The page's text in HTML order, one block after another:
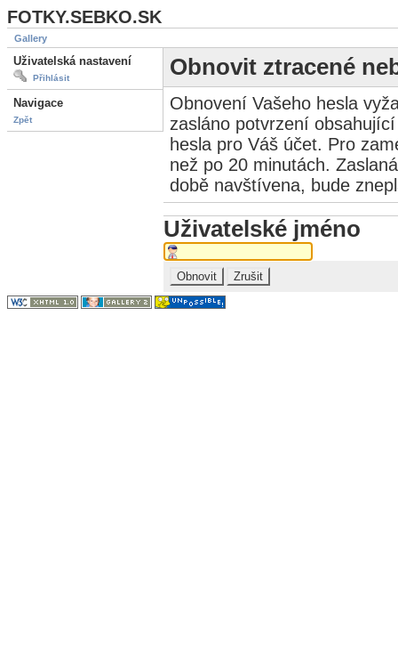
FOTKY.SEBKO.SK
Gallery
Uživatelská nastavení
Přihlásit
Navigace
Zpět
Obnovit ztracené
Obnovení Vašeho hesla
zasláno potvrzení
hesla pro Váš účet. Pro
než po 20 minutách.
době navštívena, bude
Uživatelské jméno